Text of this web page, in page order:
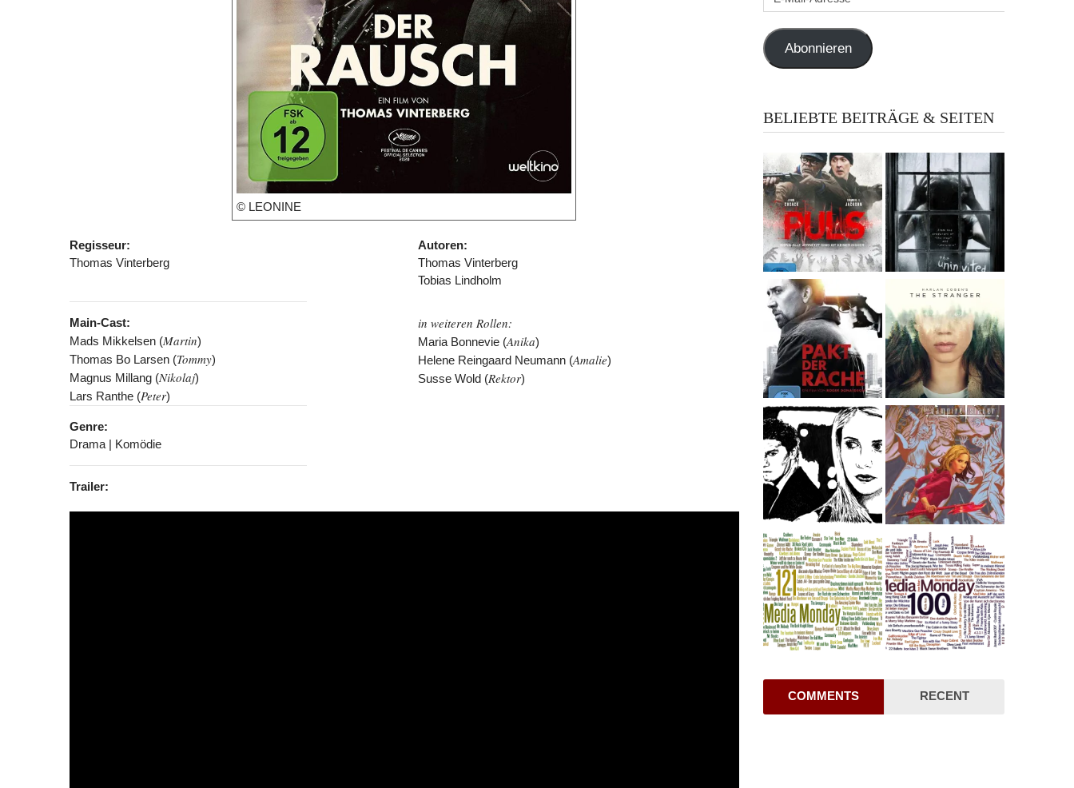
© LEONINE
Regisseur:
Thomas Vinterberg
Autoren:
Thomas Vinterberg
Tobias Lindholm
Main-Cast:
Mads Mikkelsen (Martin)
Thomas Bo Larsen (Tommy)
Magnus Millang (Nikolaj)
Lars Ranthe (Peter)
in weiteren Rollen:
Maria Bonnevie (Anika)
Helene Reingaard Neumann (Amalie)
Susse Wold (Rektor)
Genre:
Drama | Komödie
Trailer:
Abonnieren
BELIEBTE BEITRÄGE & SEITEN
COMMENTS RECENT